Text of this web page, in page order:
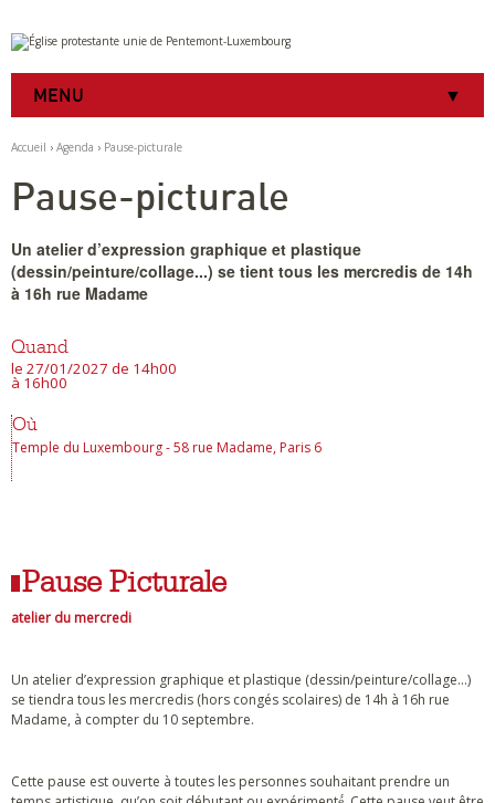
Aller
au
contenu.
à
navigation
Outils
personnels
MENU
Accueil › Agenda › Pause-picturale
Pause-picturale
Un atelier d’expression graphique et plastique
(dessin/peinture/collage...) se tient tous les mercredis de 14h
à 16h rue Madame
Quand
le 27/01/2027 de 14h00
à 16h00
Où
Temple du Luxembourg - 58 rue Madame, Paris 6
Pause Picturale
atelier du mercredi
Un atelier d’expression graphique et plastique (dessin/peinture/collage...)
se tiendra tous les mercredis (hors congés scolaires) de 14h à 16h rue
Madame, à compter du 10 septembre.
Cette pause est ouverte à toutes les personnes souhaitant prendre un